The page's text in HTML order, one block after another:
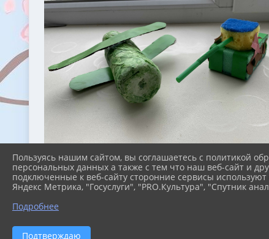
Пользуясь нашим сайтом, вы соглашаетесь с политикой
персональных данных а также с тем что наш веб-сайт и
подключенные к веб-сайту сторонние сервисы используют
Яндекс Метрика, "Госуслуги", "PRO.Культура", "Спутник
Подробнее
Подтверждаю